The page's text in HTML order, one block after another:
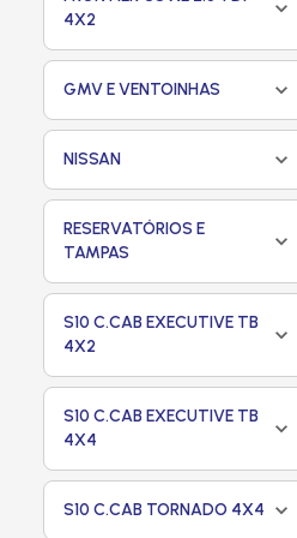
4X2
GMV E VENTOINHAS
NISSAN
RESERVATÓRIOS E
TAMPAS
S10 C.CAB EXECUTIVE TB
4X2
S10 C.CAB EXECUTIVE TB
4X4
S10 C.CAB TORNADO 4X4